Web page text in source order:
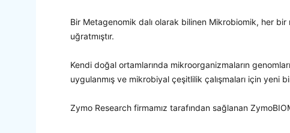
Bir Metagenomik dalı olarak bilinen Mikrobiomik, her
uğratmıştır.
Kendi doğal ortamlarında mikroorganizmaların
uygulanmış ve mikrobiyal çeşitlilik çalışmaları için yeni
Zymo Research firmamız tarafından sağlanan